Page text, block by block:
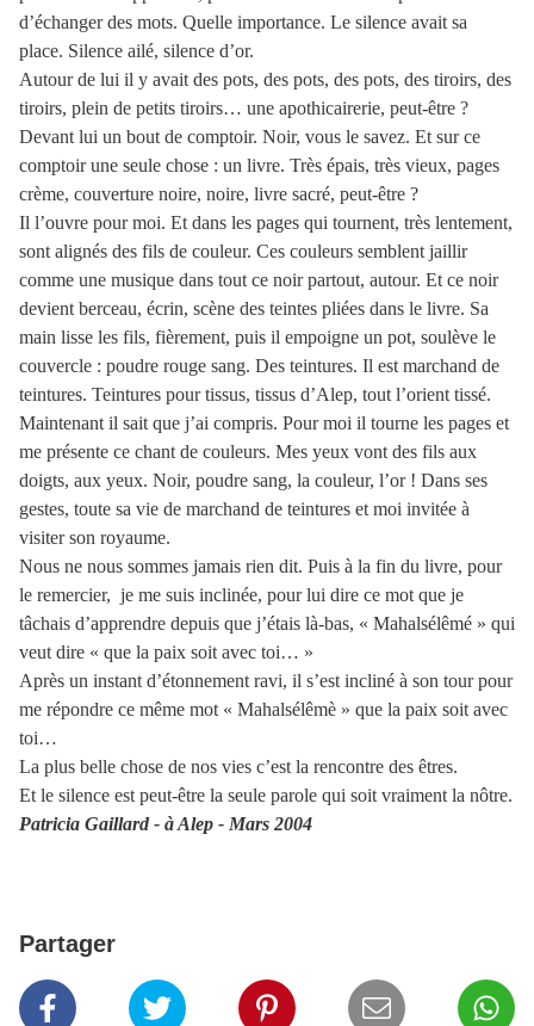
d’échanger des mots. Quelle importance. Le silence avait sa
place. Silence ailé, silence d’or.
Autour de lui il y avait des pots, des pots, des pots, des tiroirs, des
tiroirs, plein de petits tiroirs… une apothicairerie, peut-être ?
Devant lui un bout de comptoir. Noir, vous le savez. Et sur ce
comptoir une seule chose : un livre. Très épais, très vieux, pages
crème, couverture noire, noire, livre sacré, peut-être ?
Il l’ouvre pour moi. Et dans les pages qui tournent, très lentement,
sont alignés des fils de couleur. Ces couleurs semblent jaillir
comme une musique dans tout ce noir partout, autour. Et ce noir
devient berceau, écrin, scène des teintes pliées dans le livre. Sa
main lisse les fils, fièrement, puis il empoigne un pot, soulève le
couvercle : poudre rouge sang. Des teintures. Il est marchand de
teintures. Teintures pour tissus, tissus d’Alep, tout l’orient tissé.
Maintenant il sait que j’ai compris. Pour moi il tourne les pages et
me présente ce chant de couleurs. Mes yeux vont des fils aux
doigts, aux yeux. Noir, poudre sang, la couleur, l’or ! Dans ses
gestes, toute sa vie de marchand de teintures et moi invitée à
visiter son royaume.
Nous ne nous sommes jamais rien dit. Puis à la fin du livre, pour
le remercier, je me suis inclinée, pour lui dire ce mot que je
tâchais d’apprendre depuis que j’étais là-bas, « Mahalsélêmé » qui
veut dire « que la paix soit avec toi… »
Après un instant d’étonnement ravi, il s’est incliné à son tour pour
me répondre ce même mot « Mahalsélêmè » que la paix soit avec
toi…
La plus belle chose de nos vies c’est la rencontre des êtres.
Et le silence est peut-être la seule parole qui soit vraiment la nôtre.
Patricia Gaillard - à Alep - Mars 2004
Partager